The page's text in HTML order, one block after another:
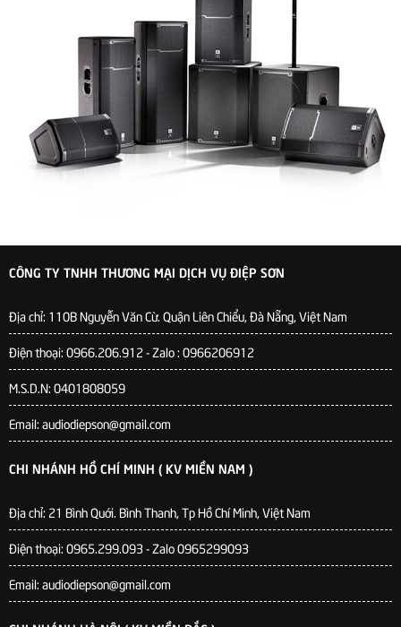
CÔNG TY TNHH THƯƠNG MẠI DỊCH VỤ ĐIỆP SƠN
Địa chỉ: 110B Nguyễn Văn Cừ. Quận Liên Chiểu, Đà Nẵng, Việt Nam
Điện thoại: 0966.206.912 - Zalo : 0966206912
M.S.D.N: 0401808059
Email: audiodiepson@gmail.com
CHI NHÁNH HỒ CHÍ MINH ( KV MIỀN NAM )
Địa chỉ: 21 Bình Quới. Bình Thanh, Tp Hồ Chí Minh, Việt Nam
Điện thoại: 0965.299.093 - Zalo 0965299093
Email: audiodiepson@gmail.com